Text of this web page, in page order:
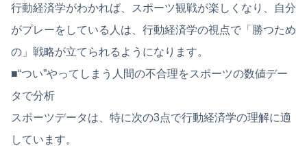
行動経済学がわかれば、スポーツ観戦が楽しくなり、自分
がプレーをしている人は、行動経済学の視点で「勝つため
の」戦略が立てられるようになります。
■“つい”やってしまう人間の不合理をスポーツの数値デー
タで分析
スポーツデータは、特に次の3点で行動経済学の理解に適
しています。